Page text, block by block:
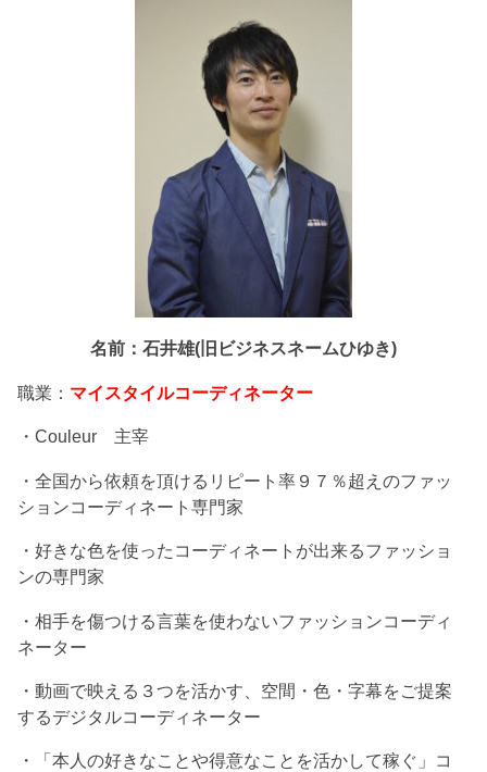
名前：石井雄(旧ビジネスネームひゆき)
職業： マイスタイルコーディネーター
・Couleur 主宰
・全国から依頼を頂けるリピート率９７％超えのファッ
ションコーディネート専門家
・好きな色を使ったコーディネートが出来るファッショ
ンの専門家
・相手を傷つける言葉を使わないファッションコーディ
ネーター
・動画で映える３つを活かす、空間・色・字幕をご提案
するデジタルコーディネーター
・「本人の好きなことや得意なことを活かして稼ぐ」コ